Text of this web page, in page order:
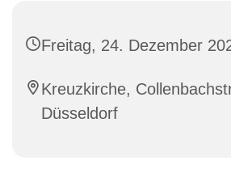
Freitag, 24. Dezember
Kreuzkirche,
Düsseldorf